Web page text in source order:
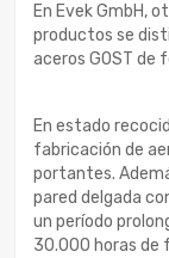
En Evek GmbH,
productos se
aceros GOST de
En estado
fabricación de
portantes.
pared delgada
un período
30.000 horas de